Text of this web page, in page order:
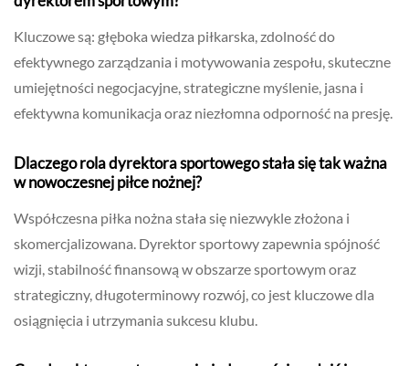
Kluczowe są: głęboka wiedza piłkarska, zdolność do
efektywnego zarządzania i motywowania zespołu, skuteczne
umiejętności negocjacyjne, strategiczne myślenie, jasna i
efektywna komunikacja oraz niezłomna odporność na presję.
Dlaczego rola dyrektora sportowego stała się tak ważna
w nowoczesnej piłce nożnej?
Współczesna piłka nożna stała się niezwykle złożona i
skomercjalizowana. Dyrektor sportowy zapewnia spójność
wizji, stabilność finansową w obszarze sportowym oraz
strategiczny, długoterminowy rozwój, co jest kluczowe dla
osiągnięcia i utrzymania sukcesu klubu.